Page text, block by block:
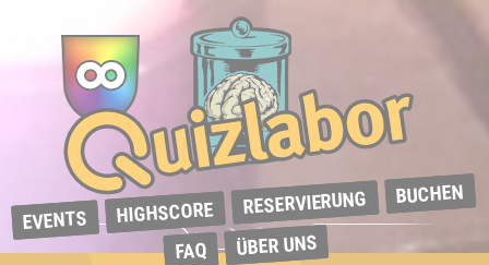
EVENTS HIGHSCORE RESERVIERUNG BUCHEN
FAQ ÜBER UNS